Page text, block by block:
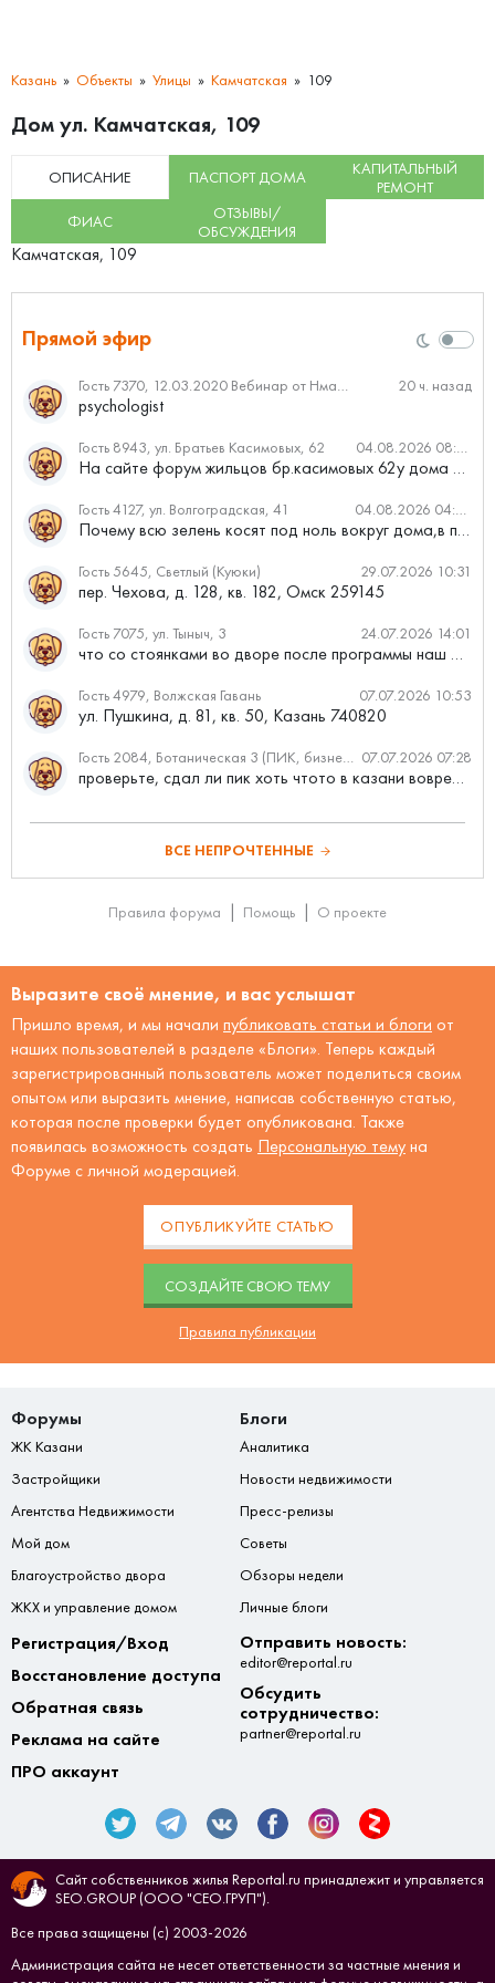
Казань Объекты Улицы Камчатская 109
Дом ул. Камчатская, 109
ОПИСАНИЕ ПАСПОРТ ДОМА
КАПИТАЛЬНЫЙ
РЕМОНТ
ФИАС
ОТЗЫВЫ/
ОБСУЖДЕНИЯ
Камчатская, 109
Прямой эфир
Гость 7370, 12.03.2020 Вебинар от Нмаркет.ПРО: «Актуальное об ипотеке: что нужно знать» 20 ч. назад
psychologist
Гость 8943, ул. Братьев Касимовых, 62 04.08.2026 08:34
На сайте форум жильцов бр.касимовых 62у дома растут красивые...
Гость 4127, ул. Волгоградская, 41 04.08.2026 04:46
Почему всю зелень косят под ноль вокруг дома,в полисадниках....
Гость 5645, Светлый (Куюки) 29.07.2026 10:31
пер. Чехова, д. 128, кв. 182, Омск 259145
Гость 7075, ул. Тыныч, 3 24.07.2026 14:01
что со стоянками во дворе после программы наш двор
Гость 4979, Волжская Гавань 07.07.2026 10:53
ул. Пушкина, д. 81, кв. 50, Казань 740820
Гость 2084, Ботаническая 3 (ПИК, бизнес-класс) 07.07.2026 07:28
проверьте, сдал ли пик хоть чтото в казани вовремя?
ВСЕ НЕПРОЧТЕННЫЕ
Правила форума Помощь О проекте
Выразите своё мнение, и вас услышат
Пришло время, и мы начали публиковать статьи и блоги от
наших пользователей в разделе «Блоги». Теперь каждый
зарегистрированный пользователь может поделиться своим
опытом или выразить мнение, написав собственную статью,
которая после проверки будет опубликована. Также
появилась возможность создать Персональную тему на
Форуме с личной модерацией.
ОПУБЛИКУЙТЕ СТАТЬЮ
CОЗДАЙТЕ СВОЮ ТЕМУ
Правила публикации
Форумы
ЖК Казани
Застройщики
Агентства Недвижимости
Мой дом
Благоустройство двора
ЖКХ и управление домом
Блоги
Аналитика
Новости недвижимости
Пресс-релизы
Советы
Обзоры недели
Личные блоги
Регистрация/Вход
Восстановление доступа
Обратная связь
Реклама на сайте
ПРО аккаунт
Отправить новость:
editor@reportal.ru
Обсудить
сотрудничество:
partner@reportal.ru
Сайт собственников жилья Reportal.ru принадлежит и управляется
SEO.GROUP (ООО "СЕО.ГРУП").
Все права защищены (с) 2003-2026
Администрация сайта не несет ответственности за частные мнения и